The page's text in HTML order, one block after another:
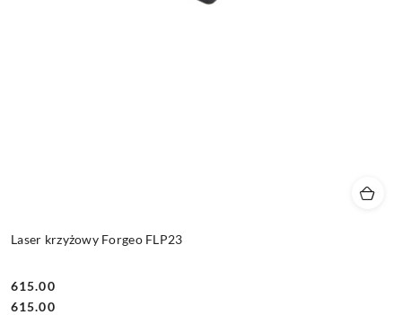
Laser krzyżowy Forgeo FLP23
Cena:
615.00
Cena:
615.00